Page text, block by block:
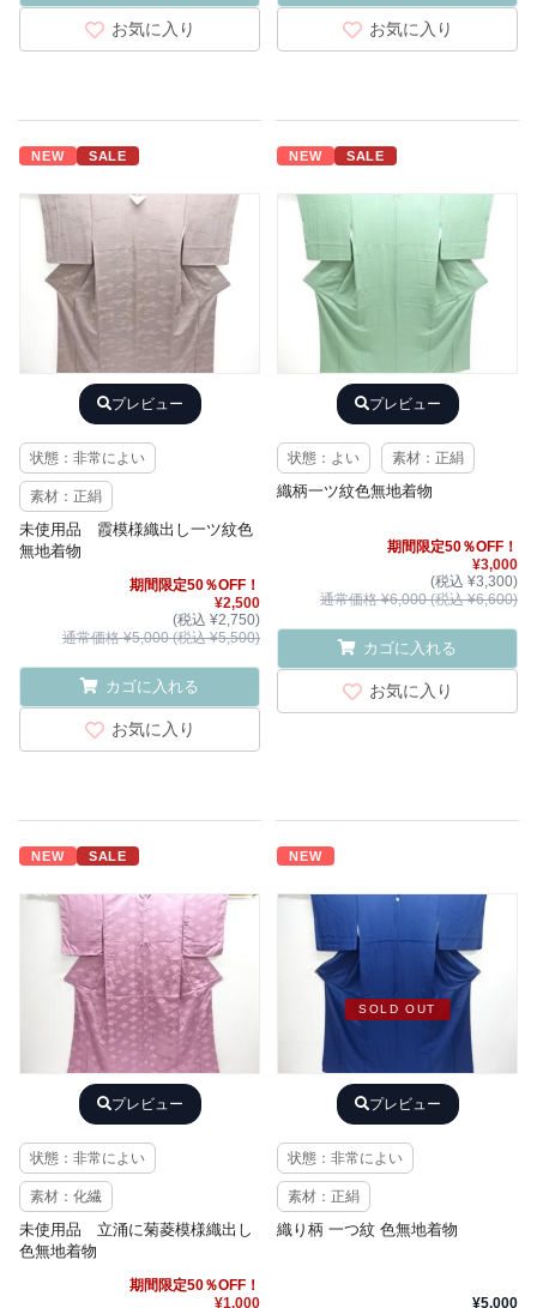
お気に入り お気に入り
NEW SALE
プレビュー
状態：非常によい
素材：正絹
未使用品 霞模様織出し一ツ紋色
無地着物
期間限定50％OFF！
¥2,500
(税込 ¥2,750)
通常価格 ¥5,000 (税込 ¥5,500)
カゴに入れる
お気に入り
NEW SALE
プレビュー
状態：よい 素材：正絹
織柄一ツ紋色無地着物
期間限定50％OFF！
¥3,000
(税込 ¥3,300)
通常価格 ¥6,000 (税込 ¥6,600)
カゴに入れる
お気に入り
NEW SALE
プレビュー
状態：非常によい
素材：化繊
未使用品 立涌に菊菱模様織出し
色無地着物
期間限定50％OFF！
¥1,000
NEW
SOLD OUT
プレビュー
状態：非常によい
素材：正絹
織り柄 一つ紋 色無地着物
¥5,000